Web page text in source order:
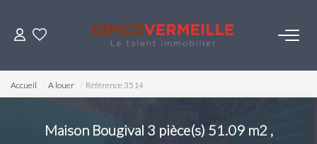
ACHETER
Accueil A louer Référence 3514
Maison Bougival 3 pièce(s) 51.09 m2 ,